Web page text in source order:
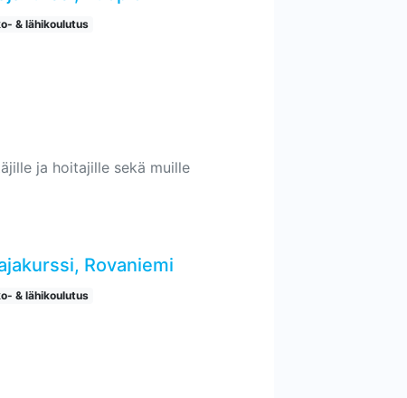
& lähikoulutus
ja hoitajille sekä muille
Rovaniemi
& lähikoulutus